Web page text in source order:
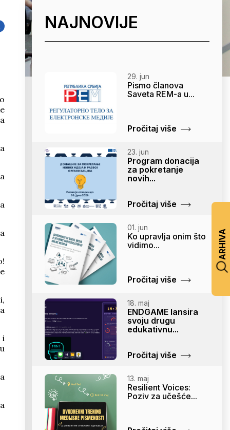
ARHIVA
i
NAJNOVIJE
29. jun
Pismo članova
Saveta REM-a u...
Pročitaj više
23. jun
Program donacija
za pokretanje
novih...
Pročitaj više
01. jun
Ko upravlja onim što
vidimo...
Pročitaj više
18. maj
ENDGAME lansira
svoju drugu
edukativnu...
Pročitaj više
13. maj
Resilient Voices:
Poziv za učešće...